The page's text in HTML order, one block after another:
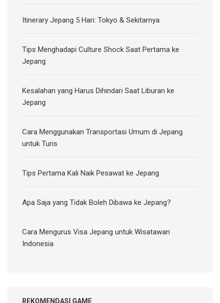
Itinerary Jepang 5 Hari: Tokyo & Sekitarnya
Tips Menghadapi Culture Shock Saat Pertama ke
Jepang
Kesalahan yang Harus Dihindari Saat Liburan ke
Jepang
Cara Menggunakan Transportasi Umum di Jepang
untuk Turis
Tips Pertama Kali Naik Pesawat ke Jepang
Apa Saja yang Tidak Boleh Dibawa ke Jepang?
Cara Mengurus Visa Jepang untuk Wisatawan
Indonesia
REKOMENDASI GAME